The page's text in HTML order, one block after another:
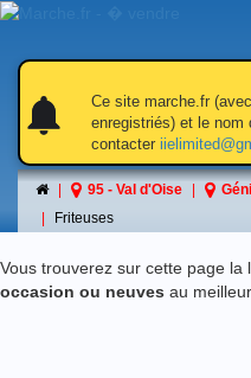
notifications
notifications
Ce site marche.fr
enregistriés) et le nom
contacter
95 - Val d'Oise
Friteuses
á
Vous trouverez sur cette page la
occasion ou neuves au